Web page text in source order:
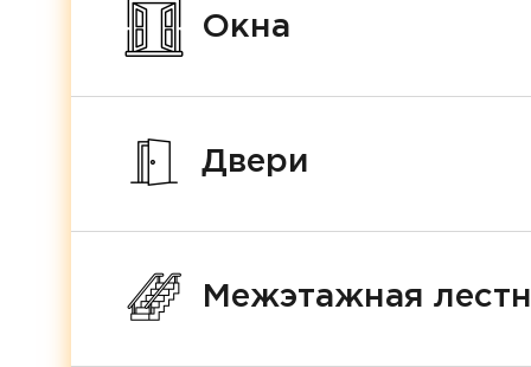
Окна
Двери
Межэтажная